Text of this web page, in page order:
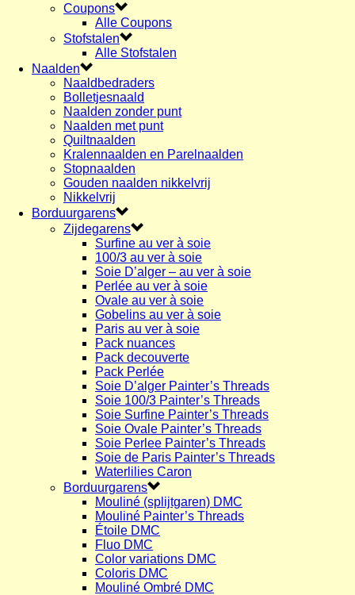
Coupons
Alle Coupons
Stofstalen
Alle Stofstalen
Naalden
Naaldbedraders
Bolletjesnaald
Naalden zonder punt
Naalden met punt
Quiltnaalden
Kralennaalden en Parelnaalden
Stopnaalden
Gouden naalden nikkelvrij
Nikkelvrij
Borduurgarens
Zijdegarens
Surfine au ver à soie
100/3 au ver à soie
Soie D’alger – au ver à soie
Perlée au ver à soie
Ovale au ver à soie
Gobelins au ver à soie
Paris au ver à soie
Pack nuances
Pack decouverte
Pack Perlée
Soie D’alger Painter’s Threads
Soie 100/3 Painter’s Threads
Soie Surfine Painter’s Threads
Soie Ovale Painter’s Threads
Soie Perlee Painter’s Threads
Soie de Paris Painter’s Threads
Waterlilies Caron
Borduurgarens
Mouliné (splijtgaren) DMC
Mouliné Painter’s Threads
Étoile DMC
Fluo DMC
Color variations DMC
Coloris DMC
Mouliné Ombré DMC